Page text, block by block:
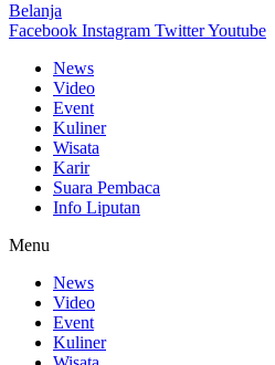
Belanja
Facebook Instagram TwitterYoutube
News
Video
Event
Kuliner
Wisata
Karir
Suara Pembaca
Info Liputan
Menu
News
Video
Event
Kuliner